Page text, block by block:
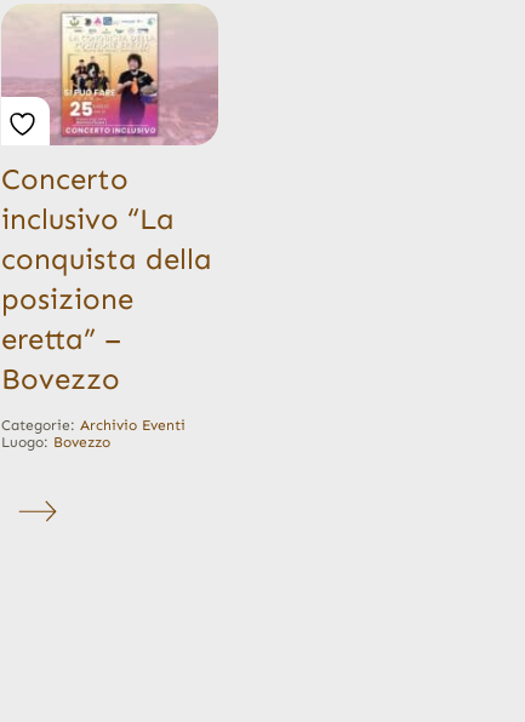
Concerto
inclusivo “La
conquista della
posizione
eretta” –
Bovezzo
Categorie: Archivio Eventi
Luogo: Bovezzo